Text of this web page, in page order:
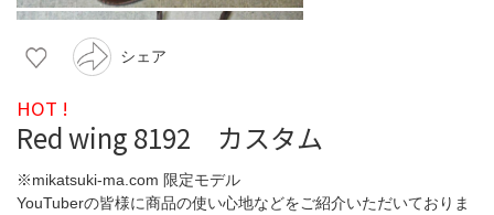
シェア
HOT !
Red wing 8192 カスタム
※mikatsuki-ma.com 限定モデル
YouTuberの皆様に商品の使い心地などをご紹介いただいておりま